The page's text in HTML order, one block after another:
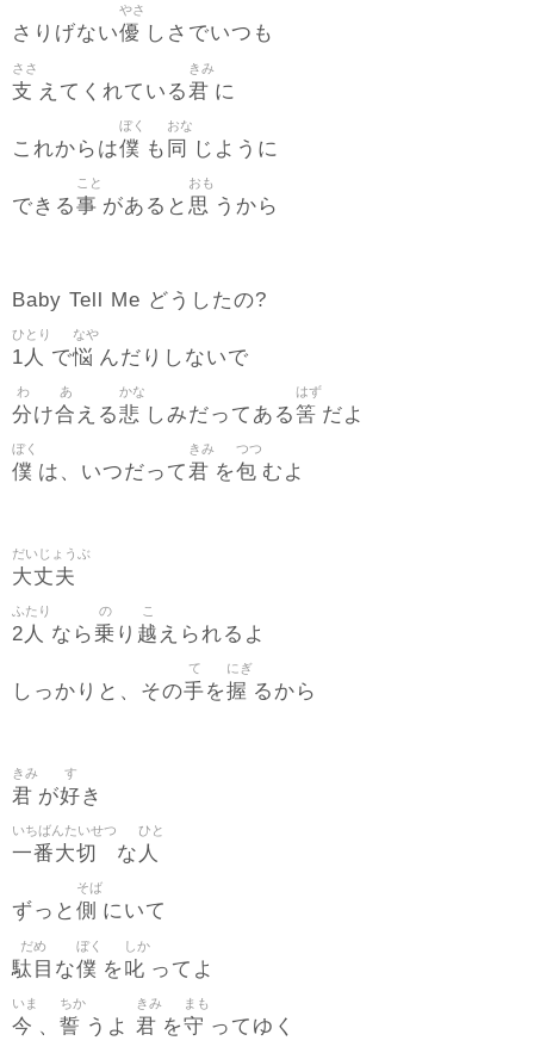
さりげない優
やさ
しさでいつも
支
ささ
えてくれている君
きみ
に
これからは僕
ぼく
も 同
おな
じように
できる事
こと
があると 思
おも
うから
Baby Tell Me どうしたの?
1人
ひとり
で悩
なや
んだりしないで
分
わ
け合
あ
える悲
かな
しみだってある筈
はず
だよ
僕
ぼく
は、いつだって君
きみ
を包
つつ
むよ
大丈夫
だいじょうぶ
2人
ふたり
なら乗
の
り 越
こ
えられるよ
しっかりと、その手
て
を握
にぎ
るから
君
きみ
が好
す
き
一番大切
いちばんたいせつ
な 人
ひと
ずっと 側
そば
にいて
駄目
だめ
な僕
ぼく
を叱
しか
ってよ
今
いま
、 誓
ちか
うよ 君
きみ
を守
まも
ってゆく